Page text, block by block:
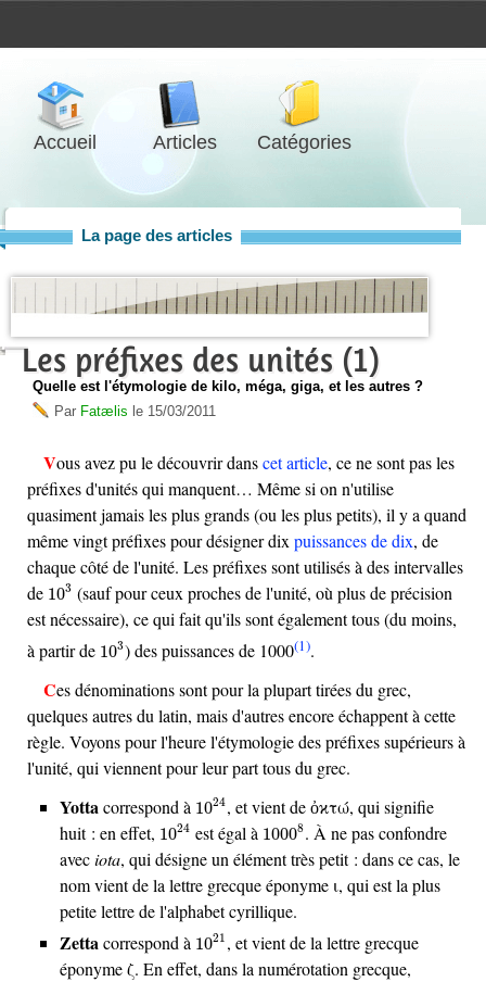
Accueil Articles Catégories
La page des articles
Les préfixes des unités (1)
Quelle est l'étymologie de kilo, méga, giga, et les autres ?
Par Fatælis le 15/03/2011
Vous avez pu le découvrir danscet article, ce ne sont pas les
préfixes d'unités qui manquent… Même si on n'utilise
quasiment jamais les plus grands (ou les plus petits), il y a quand
même vingt préfixes pour désigner dix puissances de dix, de
chaque côté de l'unité. Les préfixes sont utilisés à des intervalles
de 103
103 (sauf pour ceux proches de l'unité, où plus de précision
est nécessaire), ce qui fait qu'ils sont également tous (du moins,
à partir de 103
103) des puissances de 1000(1).
Ces dénominations sont pour la plupart tirées du grec,
quelques autres du latin, mais d'autres encore échappent à cette
règle. Voyons pour l'heure l'étymologie des préfixes supérieurs à
l'unité, qui viennent pour leur part tous du grec.
Yottacorrespond à 1024
1024, et vient de ὀϰτώ, qui signifie
huit : en effet, 1024
1024 est égal à 10008
10008. À ne pas confondre
aveciota, qui désigne un élément très petit : dans ce cas, le
nom vient de la lettre grecque éponyme ι, qui est la plus
petite lettre de l'alphabet cyrillique.
Zettacorrespond à 1021
1021, et vient de la lettre grecque
éponyme ζ. En effet, dans la numérotation grecque,